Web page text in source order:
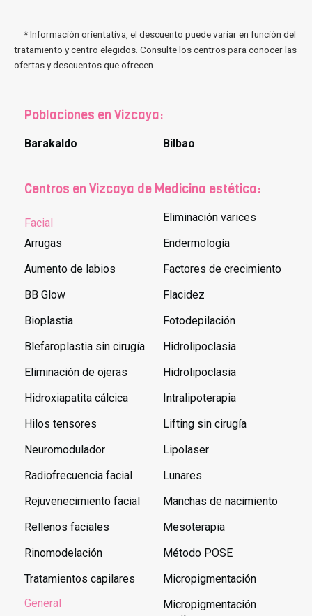
* Información orientativa, el descuento puede variar en función del
tratamiento y centro elegidos. Consulte los centros para conocer las
ofertas y descuentos que ofrecen.
Poblaciones en Vizcaya:
Barakaldo Bilbao
Centros en Vizcaya de Medicina estética:
Facial
Arrugas
Aumento de labios
BB Glow
Bioplastia
Blefaroplastia sin cirugía
Eliminación de ojeras
Hidroxiapatita cálcica
Hilos tensores
Neuromodulador
Radiofrecuencia facial
Rejuvenecimiento facial
Rellenos faciales
Rinomodelación
Tratamientos capilares
General
Eliminación varices
Endermología
Factores de crecimiento
Flacidez
Fotodepilación
Hidrolipoclasia
Hidrolipoclasia
Intralipoterapia
Lifting sin cirugía
Lipolaser
Lunares
Manchas de nacimiento
Mesoterapia
Método POSE
Micropigmentación
Micropigmentación